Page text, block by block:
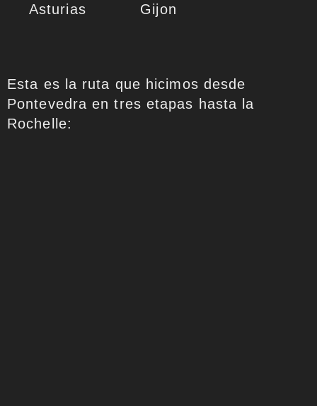
Asturias
Gijon
Esta es la ruta que hicimos desde
Pontevedra en tres etapas hasta la
Rochelle: